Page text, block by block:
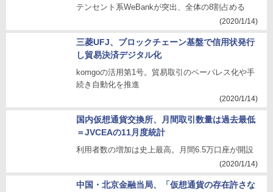
テンセント系WeBankが突出、全体の8割占める
(2020/1/14)
三菱UFJ、ブロックチェーン基盤で信用状発行
し貿易決済デジタル化
komgoの活用第1号。貿易取引のペーパレス化や手
続き自動化を推進
(2020/1/14)
国内仮想通貨交換所、月間取引数量は過去最低
＝JVCEAの11月度統計
利用者数の増加は史上最高。月間6.5万口座が開設
(2020/1/14)
中国・北京金融当局、「仮想通貨の存在許さな